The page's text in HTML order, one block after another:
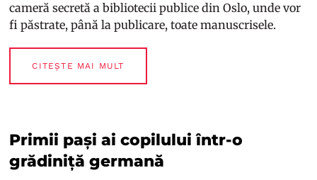
cameră secretă a bibliotecii publice din Oslo, unde vor
fi păstrate, până la publicare, toate manuscrisele.
CITEȘTE MAI MULT
Primii pași ai copilului într-o
grădiniță germană